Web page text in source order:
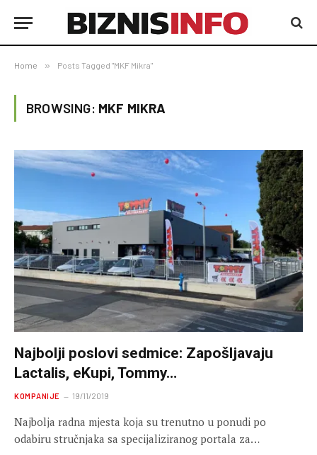
Home » Posts Tagged "MKF Mikra"
BROWSING: MKF MIKRA
Najbolji poslovi sedmice: Zapošljavaju
Lactalis, eKupi, Tommy…
KOMPANIJE 19/11/2019
Najbolja radna mjesta koja su trenutno u ponudi po
odabiru stručnjaka sa specijaliziranog portala za…